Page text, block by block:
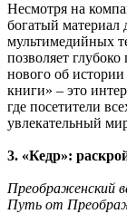
Несмотря на
богатый материал
мультимедийных
позволяет
нового об
книги» – это
где посетители
увлекательный
3. «Кедр»:
Преображенский
Путь от